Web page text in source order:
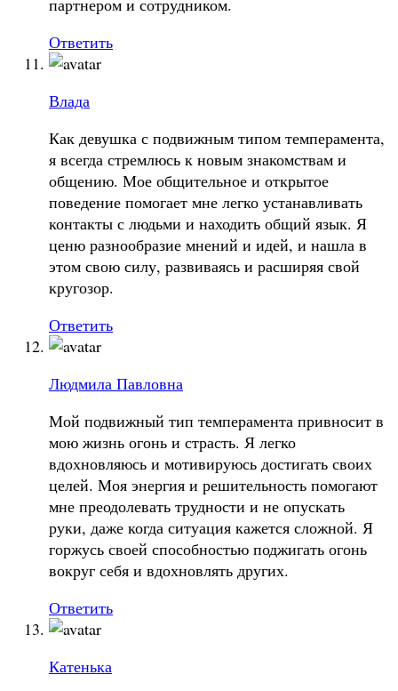
Ответить
Влада
Как девушка с подвижным типом темперамента,
я всегда стремлюсь к новым знакомствам и
общению. Мое общительное и открытое
поведение помогает мне легко устанавливать
контакты с людьми и находить общий язык. Я
ценю разнообразие мнений и идей, и нашла в
этом свою силу, развиваясь и расширяя свой
кругозор.
Ответить
Людмила Павловна
Мой подвижный тип темперамента привносит в
мою жизнь огонь и страсть. Я легко
вдохновляюсь и мотивируюсь достигать своих
целей. Моя энергия и решительность помогают
мне преодолевать трудности и не опускать
руки, даже когда ситуация кажется сложной. Я
горжусь своей способностью поджигать огонь
вокруг себя и вдохновлять других.
Ответить
Катенька